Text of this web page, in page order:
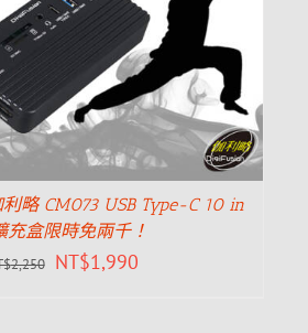
略 CM073 USB Type-C 10 in
充盒限時免兩千！
2,250 NT$1,990